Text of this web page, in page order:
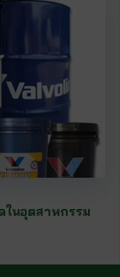
ในอุตสาหกรรม